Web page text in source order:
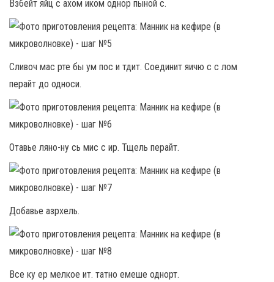
Взбейт яйц с ахом иком однор пыной с.
Сливоч мас рте бы ум пос и тдит. Соединит яичю с с лом
перайт до односи.
Отавье ляно-ну сь мис с ир. Тщель перайт.
Добавье азрхель.
Все ку ер мелкое ит. татно емеше однорт.